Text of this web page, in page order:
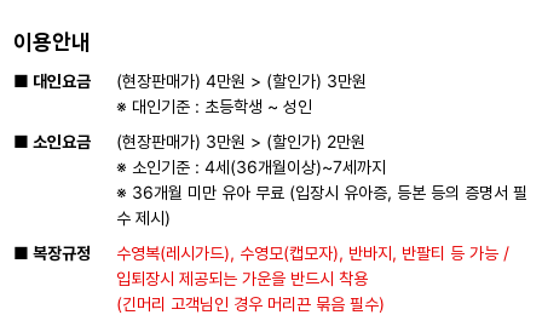
이용안내
■ 대인요금
(현장판매가) 4만원 > (할인가) 3만원
※ 대인기준 : 초등학생 ~ 성인
■ 소인요금
(현장판매가) 3만원 > (할인가) 2만원
※ 소인기준 : 4세(36개월이상)~7세까지
※ 36개월 미만 유아 무료 (입장시 유아증, 등본 등의 증명서 필
수 제시)
■ 복장규정
수영복(레시가드), 수영모(캡모자), 반바지, 반팔티 등 가능 /
입퇴장시 제공되는 가운을 반드시 착용
(긴머리 고객님인 경우 머리끈 묶음 필수)